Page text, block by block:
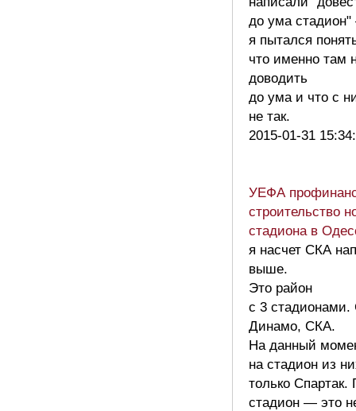
до ума
я пытался
что именно там
доводить
до ума и что с
не так.
2015-01-31
УЕФА
строительство
стадиона в
я насчет СКА
выше.
Это район
с 3 стадионами.
Динамо, СКА.
На данный
на стадион из
только
стадион — это